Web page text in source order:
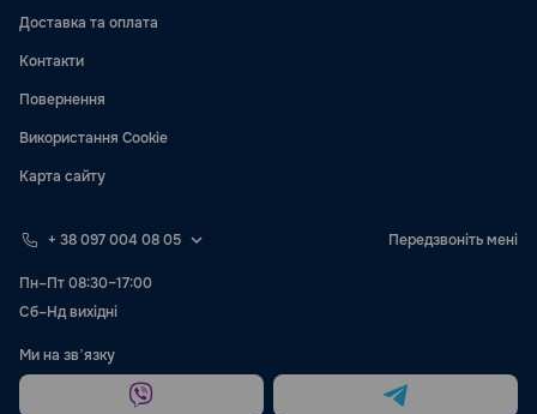
Доставка та оплата
Контакти
Повернення
Використання Cookie
Карта сайту
+ 38 097 004 08 05 Передзвоніть мені
Пн–Пт 08:30–17:00
Сб–Нд вихідні
Ми на звʼязку